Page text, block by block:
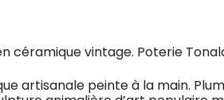
céramique vintage. Poterie
artisanale peinte à la main.